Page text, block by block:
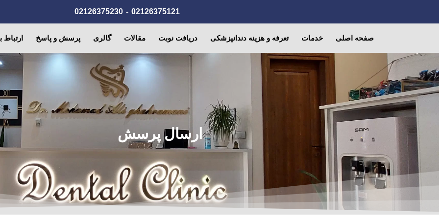
02126375121
-
02126375230
صفحه اصلی خدمات تعرفه و هزینه دندانپزشکی دریافت نوبت مقالات گالری پرسش و پاسخ ارتباط
ارسال پرسش